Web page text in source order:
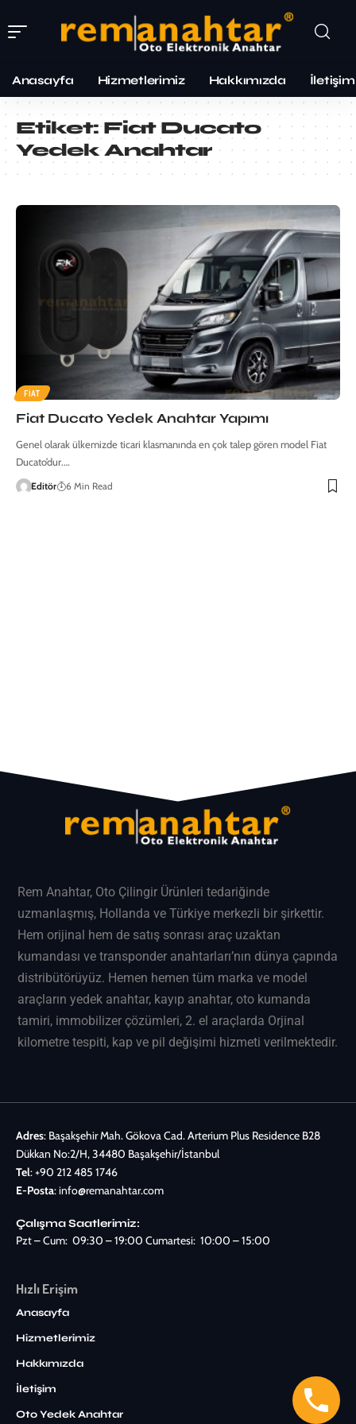
Anasayfa Hizmetlerimiz Hakkımızda İletişim
Etiket:Fiat Ducato
Yedek Anahtar
FIAT
Fiat Ducato Yedek Anahtar Yapımı
Genel olarak ülkemizde ticari klasmanında en çok talep gören model Fiat
Ducato’dur.…
Editör 6 Min Read
Rem Anahtar, Oto Çilingir Ürünleri tedariğinde
uzmanlaşmış, Hollanda ve Türkiye merkezli bir şirkettir.
Hem orijinal hem de satış sonrası araç uzaktan
kumandası ve transponder anahtarları’nın dünya çapında
distribütörüyüz. Hemen hemen tüm marka ve model
araçların yedek anahtar, kayıp anahtar, oto kumanda
tamiri, immobilizer çözümleri, 2. el araçlarda Orjinal
kilometre tespiti, kap ve pil değişimi hizmeti verilmektedir.
Adres: Başakşehir Mah. Gökova Cad. Arterium Plus Residence B28
Dükkan No:2/H, 34480 Başakşehir/İstanbul
Tel:+90 212 485 1746
E-Posta:info@remanahtar.com
Çalışma Saatlerimiz:
Pzt – Cum: 09:30 – 19:00 Cumartesi: 10:00 – 15:00
Hızlı Erişim
Anasayfa
Hizmetlerimiz
Hakkımızda
İletişim
Oto Yedek Anahtar